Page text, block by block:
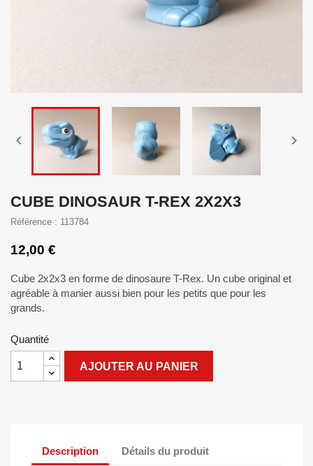
 
CUBE DINOSAUR T-REX 2X2X3
Référence : 113784
12,00 €
Cube 2x2x3 en forme de dinosaure T-Rex. Un cube original et
agréable à manier aussi bien pour les petits que pour les
grands.
Quantité
AJOUTER AU PANIER
Description Détails du produit